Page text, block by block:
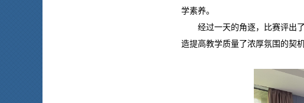
学素养。
经过一天的角逐，比赛评出
造提高教学质量了浓厚氛围的契